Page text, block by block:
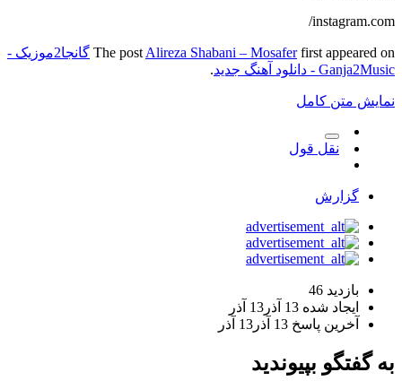
instagram.com/
The post Alireza Shabani – Mosaferfirst appeared on
گانجا2موزیک -
Ganja2Music - دانلود آهنگ جدید
.
نمایش متن کامل
نقل قول
گزارش
بازدید 46
ایجاد شده 13 آذر
13 آذر
آخرین پاسخ 13 آذر 13 آذر
به گفتگو بپیوندید